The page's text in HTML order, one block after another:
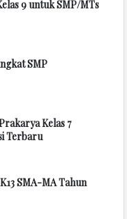
9 untuk SMP/MTs
SMP
Kelas 7
Terbaru
SMA-MA Tahun